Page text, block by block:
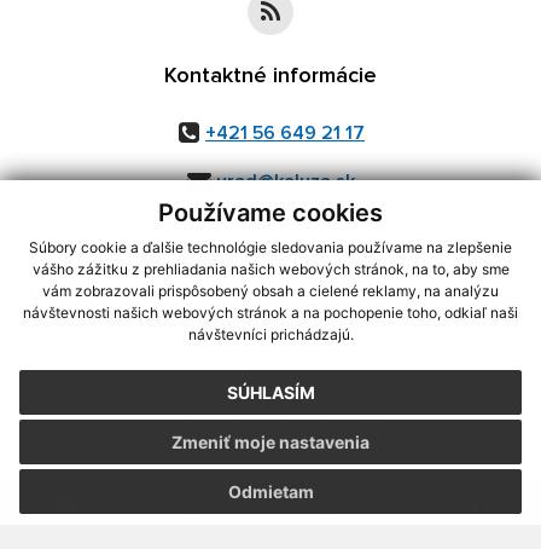
Používame cookies
Súbory cookie a ďalšie technológie sledovania používame na zlepšenie
vášho zážitku z prehliadania našich webových stránok, na to, aby sme
vám zobrazovali prispôsobený obsah a cielené reklamy, na analýzu
návštevnosti našich webových stránok a na pochopenie toho, odkiaľ naši
návštevníci prichádzajú.
SÚHLASÍM
Odmietam
Zmeniť moje nastavenia
Kontaktné informácie
+421 56 649 21 17
urad@kaluza.sk
využite možnosť získavania aktuálnych informácií s využitím RSS
CMS systém (redakčný) systém ECHELON 2,Mapa stránok,web portál
webex.digital, s.r.o.,domény,registrácia domény
Posledná aktualizácia:05.08.2026
Vytlačiť stránku|Vyhlásenie o prístupnosti